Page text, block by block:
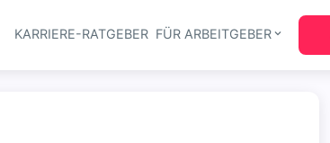
Haupt-Navigation
KARRIERE-RATGEBER FÜR ARBEITGEBER